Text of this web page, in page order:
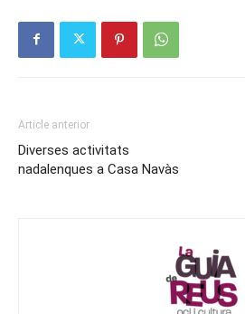
Article anterior
Diverses activitats
nadalenques a Casa Navàs